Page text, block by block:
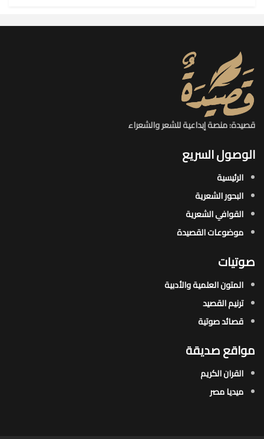
قصيدة: منصة إبداعية للشعر والشعراء
الوصول السريع
الرئيسية
البحور الشعرية​
القوافي الشعرية​
موضوعات القصيدة​
صوتيات
المتون العلمية والأدبية
ترنيم القصيد
قصائد صوتية
مواقع صديقة
القران الكريم
ميديا مصر